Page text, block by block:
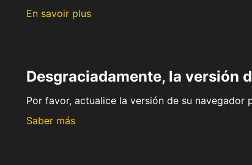
En savoir plus
Desgraciadamente, la versión
Por favor, actualice la versión de su
Saber más